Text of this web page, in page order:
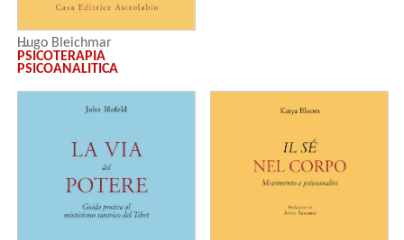
Hugo Bleichmar
PSICOTERAPIA
PSICOANALITICA